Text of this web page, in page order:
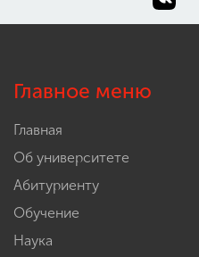
Главное меню
Главная
Об университете
Абитуриенту
Обучение
Наука